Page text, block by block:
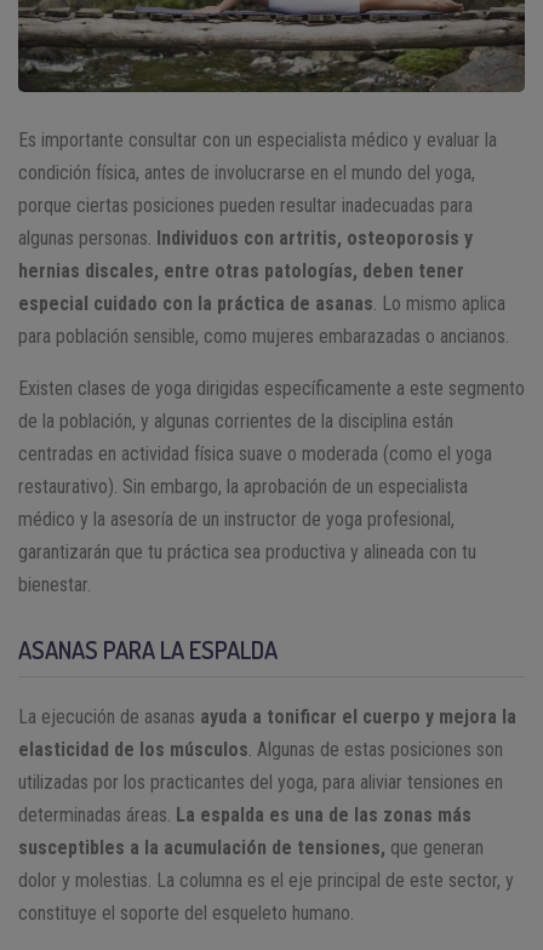
Es importante consultar con un especialista médico y evaluar la
condición física, antes de involucrarse en el mundo del yoga,
porque ciertas posiciones pueden resultar inadecuadas para
algunas personas. Individuos con artritis, osteoporosis y
hernias discales, entre otras patologías, deben tener
especial cuidado con la práctica de asanas. Lo mismo aplica
para población sensible, como mujeres embarazadas o ancianos.
Existen clases de yoga dirigidas específicamente a este segmento
de la población, y algunas corrientes de la disciplina están
centradas en actividad física suave o moderada (como el yoga
restaurativo). Sin embargo, la aprobación de un especialista
médico y la asesoría de un instructor de yoga profesional,
garantizarán que tu práctica sea productiva y alineada con tu
bienestar.
ASANAS PARA LA ESPALDA
La ejecución de asanas ayuda a tonificar el cuerpo y mejora la
elasticidad de los músculos. Algunas de estas posiciones son
utilizadas por los practicantes del yoga, para aliviar tensiones en
determinadas áreas. La espalda es una de las zonas más
susceptibles a la acumulación de tensiones, que generan
dolor y molestias. La columna es el eje principal de este sector, y
constituye el soporte del esqueleto humano.